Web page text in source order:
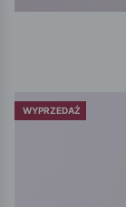
WYPRZEDAŻ